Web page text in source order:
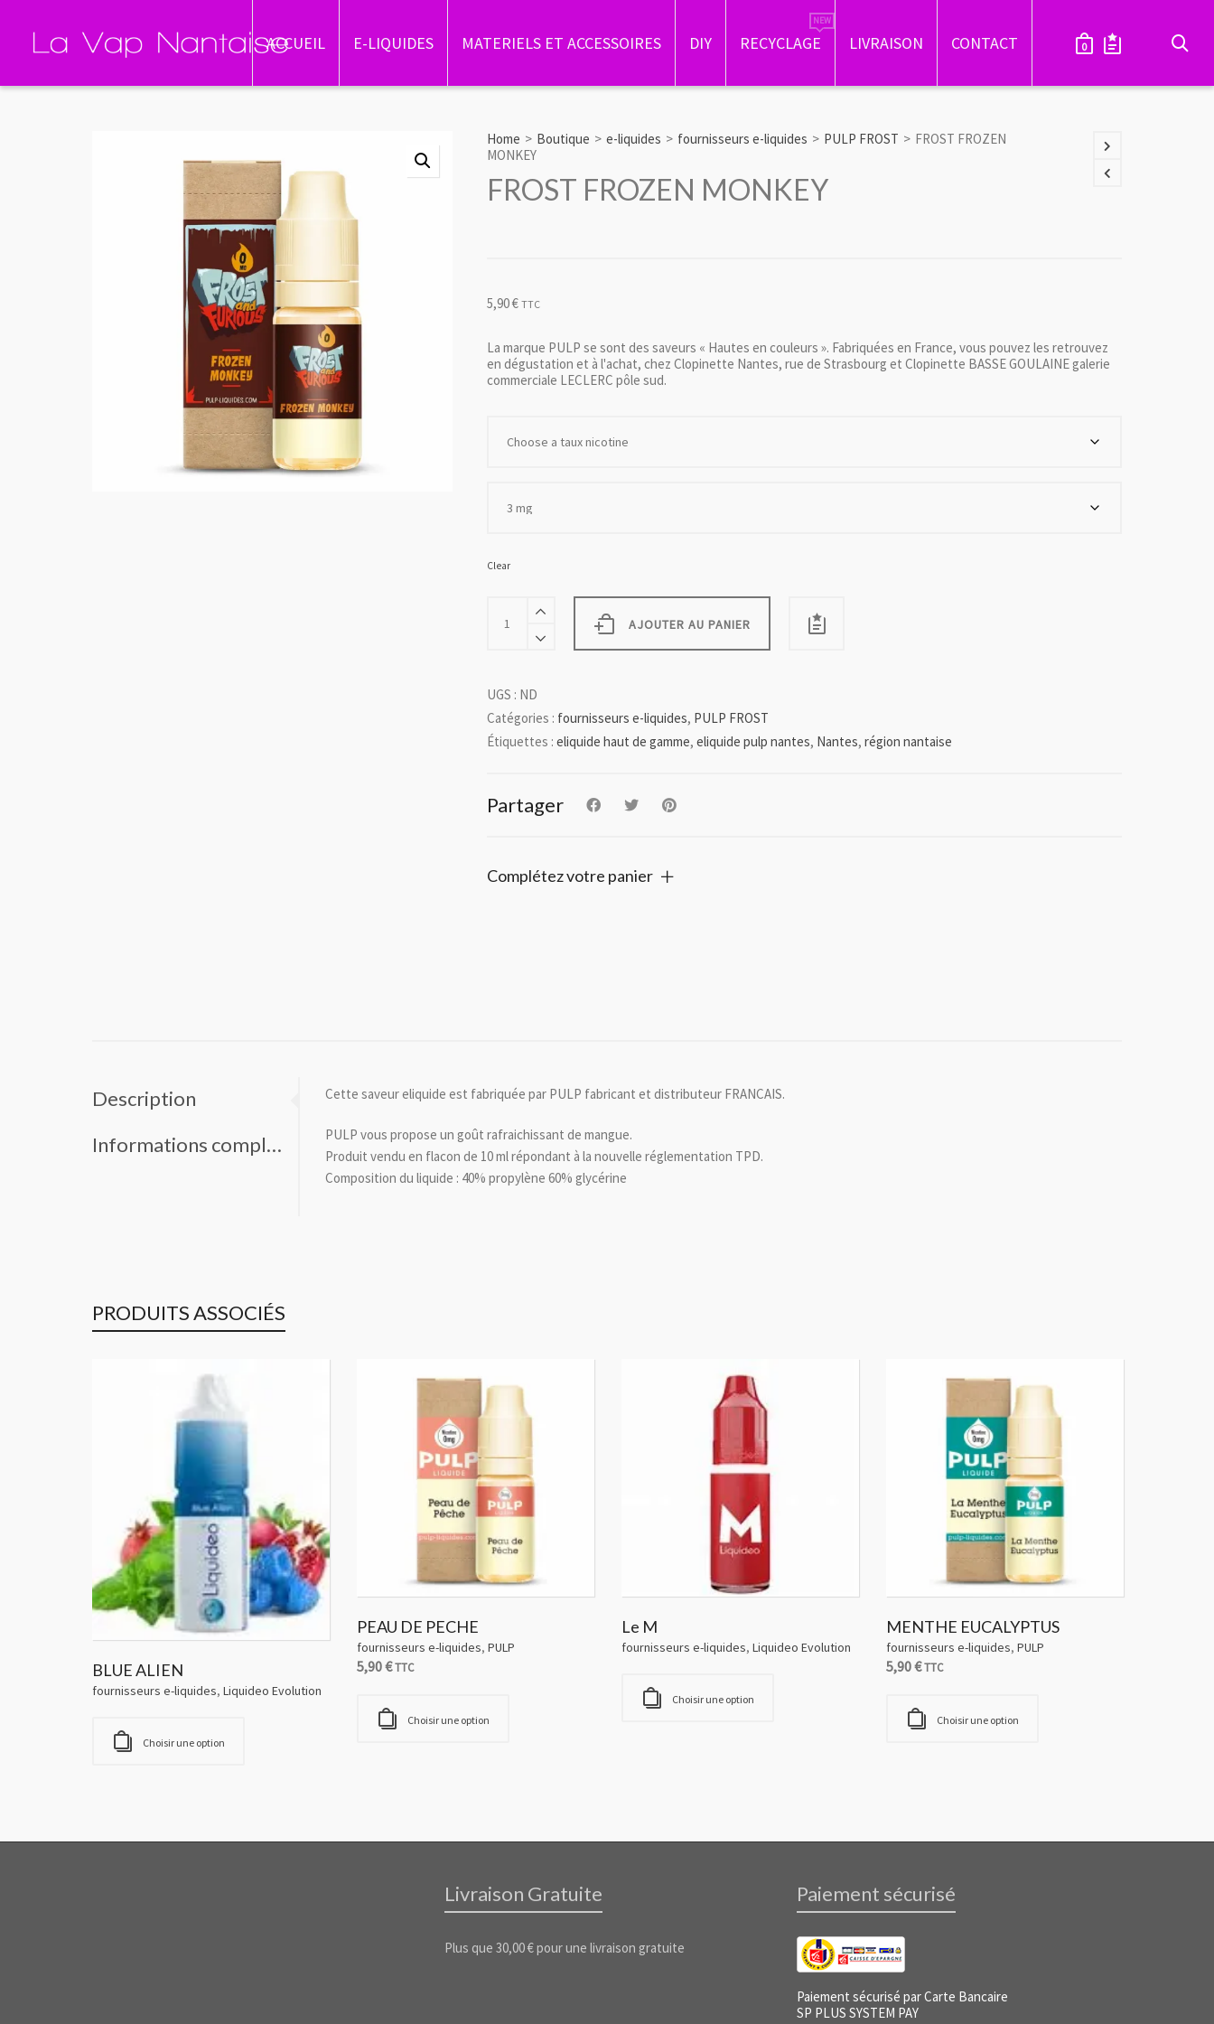
0
ACCUEIL E-LIQUIDES MATERIELS ET ACCESSOIRES DIY RECYCLAGE LIVRAISON CONTACT
Home > Boutique > e-liquides > fournisseurs e-liquides > PULP FROST > FROST FROZEN
MONKEY
FROST FROZEN MONKEY
5,90€ TTC
La marque PULP se sont des saveurs « Hautes en couleurs ». Fabriquées en France, vous pouvez les retrouvez
en dégustation et à l'achat, chez Clopinette Nantes, rue de Strasbourg et Clopinette BASSE GOULAINE galerie
commerciale LECLERC pôle sud.
Clear
FROZEN
AJOUTER AU PANIER
UGS : ND
Catégories : fournisseurs e-liquides, PULP FROST
Étiquettes : eliquide haut de gamme, eliquide pulp nantes, Nantes, région nantaise
Partager
Complétez votre panier
Description
Informations complémentaires
Cette saveur eliquide est fabriquée par PULP fabricant et distributeur FRANCAIS.
PULP vous propose un goût rafraichissant de mangue.
Produit vendu en flacon de 10 ml répondant à la nouvelle réglementation TPD.
Composition du liquide : 40% propylène 60% glycérine
PRODUITS ASSOCIÉS
BLUE ALIEN
fournisseurs e-liquides, Liquideo Evolution
Choisir une option
PEAU DE PECHE
fournisseurs e-liquides, PULP
5,90€TTC
Choisir une option
Le M
fournisseurs e-liquides, Liquideo Evolution
Choisir une option
MENTHE EUCALYPTUS
fournisseurs e-liquides, PULP
5,90€TTC
Choisir une option
Livraison Gratuite
Plus que 30,00€pour une livraison gratuite
Paiement sécurisé
Paiement sécurisé par Carte Bancaire
SP PLUS SYSTEM PAY